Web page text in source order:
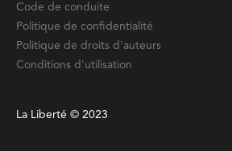
Code de conduite
Politique de confidentialité
Politique de droits d'auteurs
Conditions d'utilisation
La Liberté © 2023